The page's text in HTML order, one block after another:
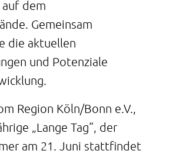
dem
Gemeinsam
die aktuellen
und Potenziale
Region Köln/Bonn e.V.,
„Lange Tag“, der
am 21. Juni stattfindet